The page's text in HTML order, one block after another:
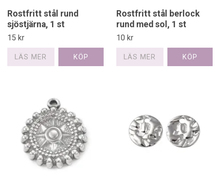
Rostfritt stål rund
sjöstjärna, 1 st
15 kr
LÄS MER
Rostfritt stål berlock
rund med sol, 1 st
10 kr
LÄS MER